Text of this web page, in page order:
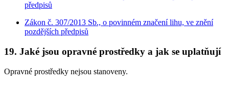
předpisů
Zákon č. 307/2013 Sb., o povinném značení lihu, ve znění
pozdějších předpisů
19. Jaké jsou opravné prostředky a jak se uplatňují
Opravné prostředky nejsou stanoveny.